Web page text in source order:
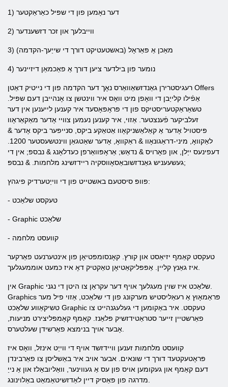
1) דער נאָמען פון די שפּיל כאַראַקטער
2) ווייבלעך און זכר דזשענדער
3) מאַכן אַ פּאַראָל (באשטעטיקט דורך די שייַעך-הקדמה)
4) נומער פון בילדער ציען דורך אַ פאַכמאַן דיזיינער
רעגיסטרירן גאַנדזשאַוואַרס נאָך דער הקדמה פון די נייטיק דאַטן Offers
אַפֿילו קלייַבן די וואָפן מיט וואָס איר ווינטשן צו אָנהייבן דעם שפּיל.
טשאַראַקטעריסטיקס פון די פּראָפּאָסעד איר קענען לייענען אין דער
זעלביקער פֿענצטער. אַזוי, איר קענען נעמען צוויי אָדער מאַקאַראָוו
פּיסטויל אָדער אַ קאַלאַשניקאָוו אַטאַקע ביקס, סנייפּער ביקס אָדער &
דעפינעס ייַלן, און פאָרויס & נדאַש; אַראָפּוואַרפן כעדלאָנג & נבספּ; אין די
געשעעניש גאַנדזשובאַסאָווסקיה ריידזשינג מלחמות. & נבספּ;
פּוופּ סיסטעם באשטייט פון די ווייַטערדיק פיגהץ:
- טעקסט שלאַכט
- Graphic שלאַכט
- קוועסט מלחמה
טעקסט קאַמף יזיאַסט און קורץ. קאָנסומפּטיאָן פון אינטערנעט פאַרקער
אין Graphic שלאַכט איז שוין מעגלעך אויף דער עקראַן צו היטן די נגני.
Graphics פּראַמאָוץ אַ רעאַליסטיש מערקונג פון די שלאַכט, אַזוי פיל מער
טשיקאַווע שלאַכט Graphic טעקסט. איר באַקומען די געלעגנהייט צו
פאַרשטיין זייער סטראַטידזשיק פּלאַנז. קאַמף קאָמפּליצירט מניעות,
קוועסט מלחמות זענען וויידזשד אויף די ווייַט אינזל, וואָס איז
פּראָטעקטעד דורך די שונאים. אבער אויב איר באַשליסן צו פאַרבינדן
דעם קאַמף און געקומען אויס פון עס אַ געווינער, וואַליובאַלז און אַ נייַ